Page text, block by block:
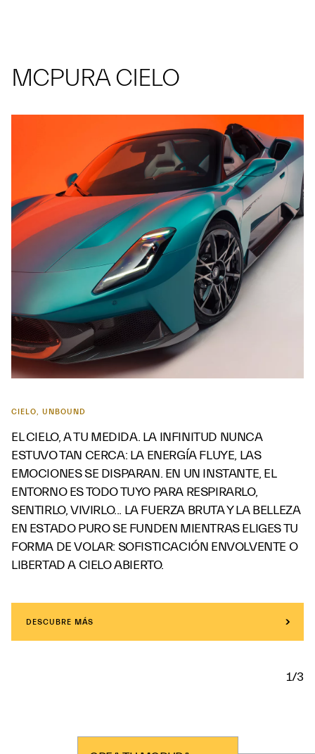
MCPURA CIELO
CIELO, UNBOUND
EL CIELO, A TU MEDIDA. LA INFINITUD NUNCA
ESTUVO TAN CERCA: LA ENERGÍA FLUYE, LAS
EMOCIONES SE DISPARAN. EN UN INSTANTE, EL
ENTORNO ES TODO TUYO PARA RESPIRARLO,
SENTIRLO, VIVIRLO... LA FUERZA BRUTA Y LA BELLEZA
EN ESTADO PURO SE FUNDEN MIENTRAS ELIGES TU
FORMA DE VOLAR: SOFISTICACIÓN ENVOLVENTE O
LIBERTAD A CIELO ABIERTO.
DESCUBRE MÁS
1/3